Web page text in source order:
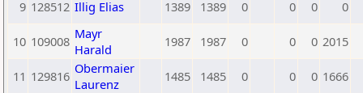
9 128512 Illig Elias 1389 1389 0 0 0 0
10 109008 Mayr
Harald
1987 1987 0 0 0 2015
11 129816 Obermaier
Laurenz
1485 1485 0 0 0 1666